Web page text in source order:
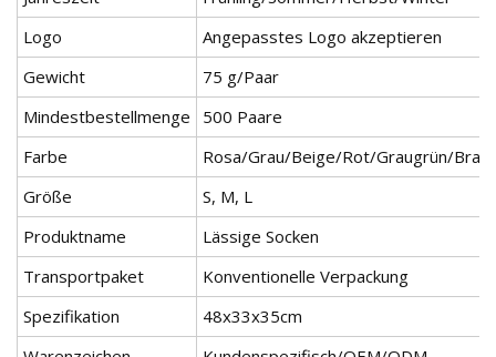
Logo
Angepasstes Logo akzeptieren
Gewicht
75 g/Paar
Mindestbestellmenge
500 Paare
Farbe
Rosa/Grau/Beige/Rot/Graugrün/
Größe
S, M, L
Produktname
Lässige Socken
Transportpaket
Konventionelle Verpackung
Spezifikation
48x33x35cm